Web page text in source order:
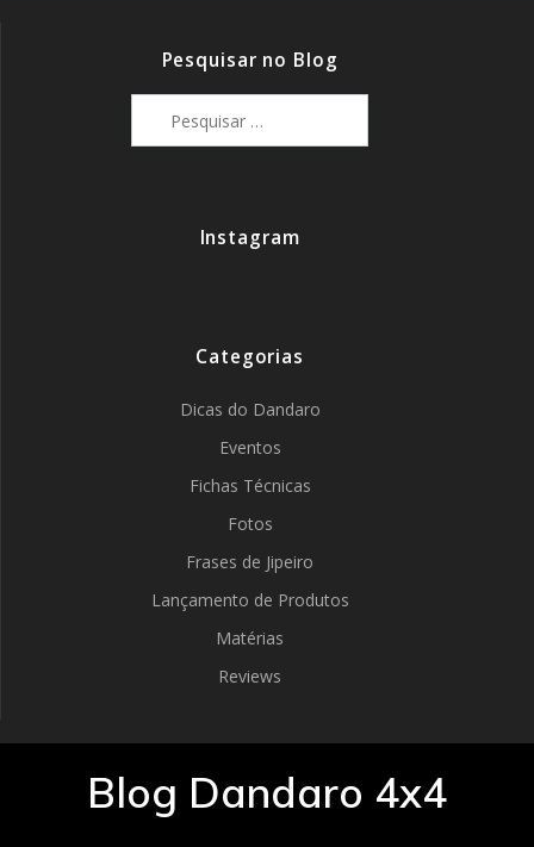
Pesquisar no Blog
Instagram
Categorias
Dicas do Dandaro
Eventos
Fichas Técnicas
Fotos
Frases de Jipeiro
Lançamento de Produtos
Matérias
Reviews
Blog Dandaro 4x4